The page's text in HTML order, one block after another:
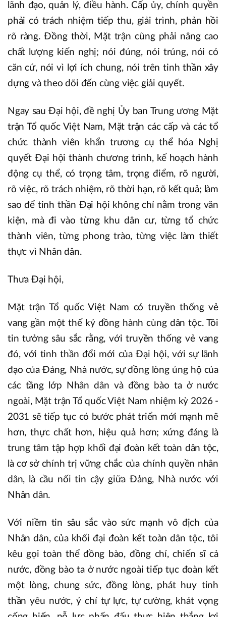
lãnh đạo, quản lý, điều hành. Cấp ủy, chính quyền
phải có trách nhiệm tiếp thu, giải trình, phản hồi
rõ ràng. Đồng thời, Mặt trận cũng phải nâng cao
chất lượng kiến nghị; nói đúng, nói trúng, nói có
căn cứ, nói vì lợi ích chung, nói trên tinh thần xây
dựng và theo dõi đến cùng việc giải quyết.
Ngay sau Đại hội, đề nghị Ủy ban Trung ương Mặt
trận Tổ quốc Việt Nam, Mặt trận các cấp và các tổ
chức thành viên khẩn trương cụ thể hóa Nghị
quyết Đại hội thành chương trình, kế hoạch hành
động cụ thể, có trọng tâm, trọng điểm, rõ người,
rõ việc, rõ trách nhiệm, rõ thời hạn, rõ kết quả; làm
sao để tinh thần Đại hội không chỉ nằm trong văn
kiện, mà đi vào từng khu dân cư, từng tổ chức
thành viên, từng phong trào, từng việc làm thiết
thực vì Nhân dân.
Thưa Đại hội,
Mặt trận Tổ quốc Việt Nam có truyền thống vẻ
vang gần một thế kỷ đồng hành cùng dân tộc. Tôi
tin tưởng sâu sắc rằng, với truyền thống vẻ vang
đó, với tinh thần đổi mới của Đại hội, với sự lãnh
đạo của Đảng, Nhà nước, sự đồng lòng ủng hộ của
các tầng lớp Nhân dân và đồng bào ta ở nước
ngoài, Mặt trận Tổ quốc Việt Nam nhiệm kỳ 2026 -
2031 sẽ tiếp tục có bước phát triển mới mạnh mẽ
hơn, thực chất hơn, hiệu quả hơn; xứng đáng là
trung tâm tập hợp khối đại đoàn kết toàn dân tộc,
là cơ sở chính trị vững chắc của chính quyền nhân
dân, là cầu nối tin cậy giữa Đảng, Nhà nước với
Nhân dân.
Với niềm tin sâu sắc vào sức mạnh vô địch của
Nhân dân, của khối đại đoàn kết toàn dân tộc, tôi
kêu gọi toàn thể đồng bào, đồng chí, chiến sĩ cả
nước, đồng bào ta ở nước ngoài tiếp tục đoàn kết
một lòng, chung sức, đồng lòng, phát huy tinh
thần yêu nước, ý chí tự lực, tự cường, khát vọng